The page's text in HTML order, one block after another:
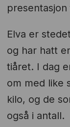
Elva er
og har hatt
tiåret. I dag
om med like
kilo, og de
også i antall.